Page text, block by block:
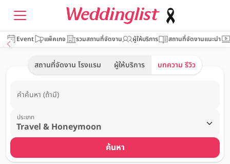
Event แพ็คเกจ รวมสถานที่จัดงาน ผู้ให้บริการ สถานที่จัดงานแนะนำ
สถานที่จัดงาน โรงแรม ผู้ให้บริการ บทความ รีวิว
คำค้นหา (ถ้ามี)
ประเภท
ค้นหา